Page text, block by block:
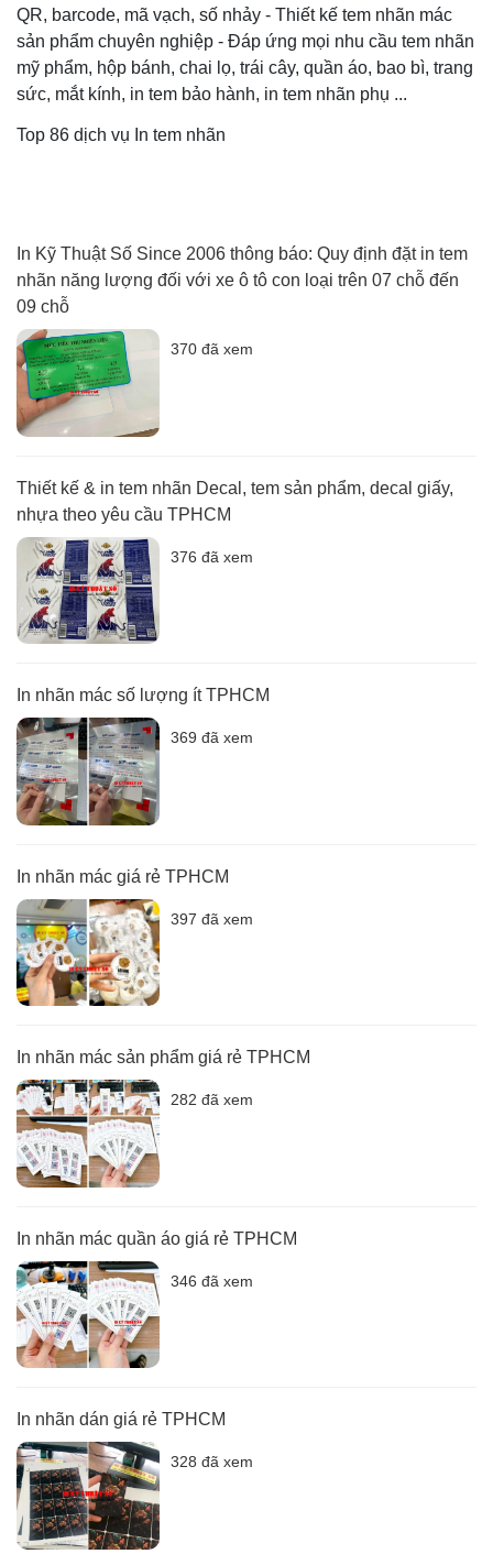
QR, barcode, mã vạch, số nhảy - Thiết kế tem nhãn mác
sản phẩm chuyên nghiệp - Đáp ứng mọi nhu cầu tem nhãn
mỹ phẩm, hộp bánh, chai lọ, trái cây, quần áo, bao bì, trang
sức, mắt kính, in tem bảo hành, in tem nhãn phụ ...
Top 86 dịch vụ In tem nhãn
In Kỹ Thuật Số Since 2006 thông báo: Quy định đặt in tem
nhãn năng lượng đối với xe ô tô con loại trên 07 chỗ đến
09 chỗ
370 đã xem
Thiết kế & in tem nhãn Decal, tem sản phẩm, decal giấy,
nhựa theo yêu cầu TPHCM
376 đã xem
In nhãn mác số lượng ít TPHCM
369 đã xem
In nhãn mác giá rẻ TPHCM
397 đã xem
In nhãn mác sản phẩm giá rẻ TPHCM
282 đã xem
In nhãn mác quần áo giá rẻ TPHCM
346 đã xem
In nhãn dán giá rẻ TPHCM
328 đã xem